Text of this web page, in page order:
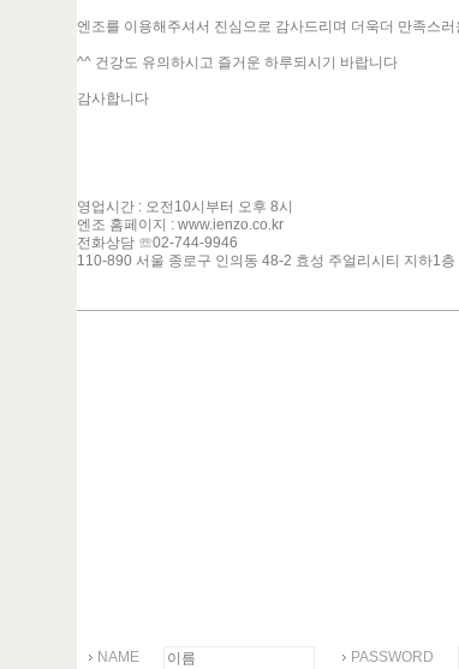
엔조를 이용해주셔서 진심으로 감사드리며 더욱더 만족스
^^ 건강도 유의하시고 즐거운 하루되시기 바랍니다
감사합니다
영업시간 : 오전10시부터 오후 8시
엔조 홈페이지 : www.ienzo.co.kr
전화상담 ☏02-744-9946
110-890 서울 종로구 인의동 48-2 효성 주얼리시티 지하1
NAME PASSWORD